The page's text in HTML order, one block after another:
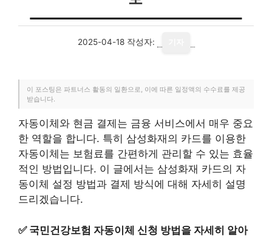
2025-04-18 작성자:
이 포스팅은 파트너스 활동의 일환으로, 이에 따른 일정액의 수수료를 제공
받습니다.
자동이체와 현금 결제는 금융 서비스에서 매우 중요
한 역할을 합니다. 특히 삼성화재의 카드를 이용한
자동이체는 보험료를 간편하게 관리할 수 있는 효율
적인 방법입니다. 이 글에서는 삼성화재 카드의 자
동이체 설정 방법과 결제 방식에 대해 자세히 설명
드리겠습니다.
✅ 국민건강보험 자동이체 신청 방법을 자세히 알아